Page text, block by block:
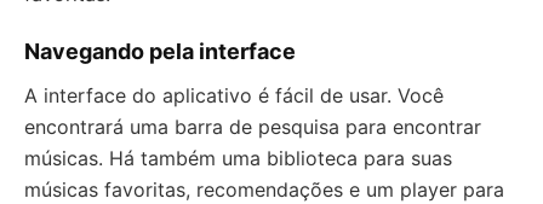
Navegando pela interface
A interface do aplicativo é fácil de usar. Você
encontrará uma barra de pesquisa para encontrar
músicas. Há também uma biblioteca para suas
músicas favoritas, recomendações e um player para